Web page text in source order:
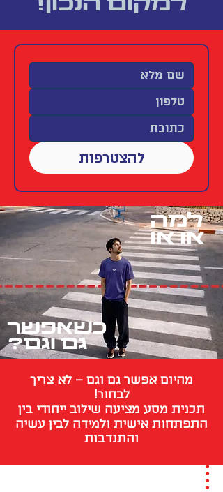
למקום הנכון!
להצטרפות
למה
או או
כשאפשר
גם וגם?
מהיום אפשר גם וגם – לא צריך
לבחור!
תכנית מסע מציעה שילוב ייחודי בין
התפתחות אישית ולמידה לבין עשיה
והתנדבות